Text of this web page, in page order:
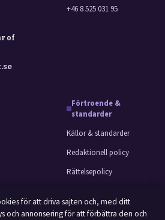
of
+46 8 525 031 95
Förtroende &
standarder
Källor & standarder
Redaktionell policy
Rättelsepolicy
Ägande & finansiering
för att driva sajten och, med ditt
och annonsering för att förbättra den och